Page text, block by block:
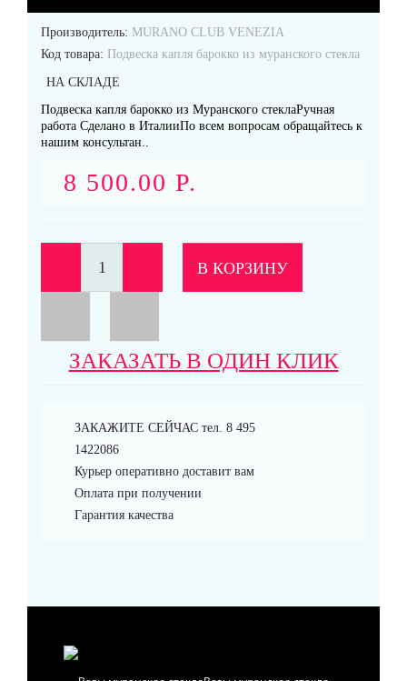
Подвески
Браслеты
Производитель: MURANO CLUB VENEZIA
Код товара: Подвеска капля барокко из муранского стекла
НА СКЛАДЕ
Подвеска капля барокко из Муранского стеклаРучная
работа Сделано в ИталииПо всем вопросам обращайтесь к
нашим консультан..
8 500.00 Р.
В КОРЗИНУ
ЗАКАЗАТЬ В ОДИН КЛИК
ЗАКАЖИТЕ СЕЙЧАС тел. 8 495
1422086
Курьер оперативно доставит вам
Оплата при получении
Гарантия качества